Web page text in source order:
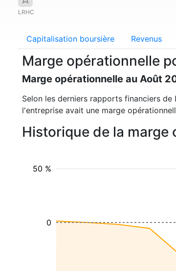
LRHC
Capitalisation boursière Revenus
Marge opérationnelle
Marge opérationnelle au Août
Selon les derniers rapports financiers
l'entreprise avait une marge
Historique de la marge
50 %
0